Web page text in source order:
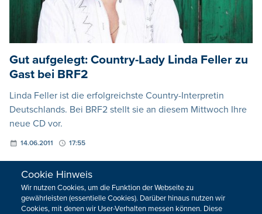
Gut aufgelegt: Country-Lady Linda Feller zu
Gast bei BRF2
Linda Feller ist die erfolgreichste Country-Interpretin
Deutschlands. Bei BRF2 stellt sie an diesem Mittwoch Ihre
neue CD vor.
14.06.2011 17:55
VORHERIGE
Cookie Hinweis
Wir nutzen Cookies, um die Funktion der Webseite zu
gewährleisten (essentielle Cookies). Darüber hinaus nutzen wir
Cookies, mit denen wir User-Verhalten messen können. Diese